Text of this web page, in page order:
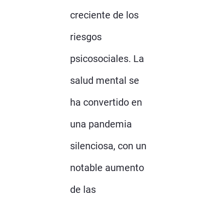
creciente de los
riesgos
psicosociales. La
salud mental se
ha convertido en
una pandemia
silenciosa, con un
notable aumento
de las